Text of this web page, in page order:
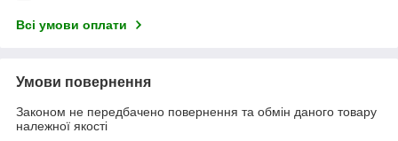
Всі умови оплати
Умови повернення
Законом не передбачено повернення та обмін даного товару
належної якості